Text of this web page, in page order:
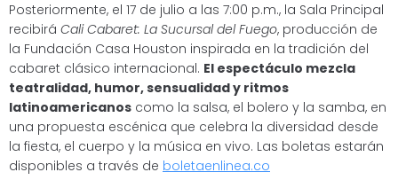
Posteriormente, el 17 de julio a las 7:00 p.m., la Sala Principal
recibirá Cali Cabaret: La Sucursal del Fuego, producción de
la Fundación Casa Houston inspirada en la tradición del
cabaret clásico internacional. El espectáculo mezcla
teatralidad, humor, sensualidad y ritmos
latinoamericanos como la salsa, el bolero y la samba, en
una propuesta escénica que celebra la diversidad desde
la fiesta, el cuerpo y la música en vivo. Las boletas estarán
disponibles a través de boletaenlinea.co